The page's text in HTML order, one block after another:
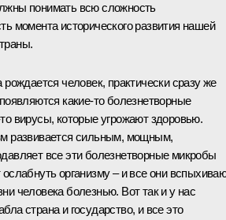
понимать всю сложность
момента исторического развития нашей
рождается человек, практически сразу же
какие‑то болезнетворные
вирусы, которые угрожают здоровью.
развивается сильным, мощным,
все эти болезнетворные микробы
организму – и все они
человека болезнью. Вот так и у нас
страна и государство, и все это